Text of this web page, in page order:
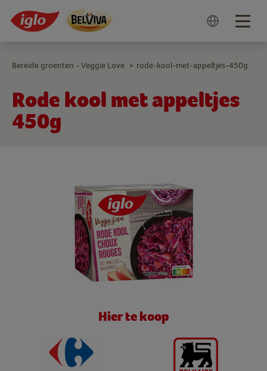
Rode kool met appeltjes
450g
Bereide groenten - Veggie Love > rode-kool-met-appeltjes-450g
Hier te koop